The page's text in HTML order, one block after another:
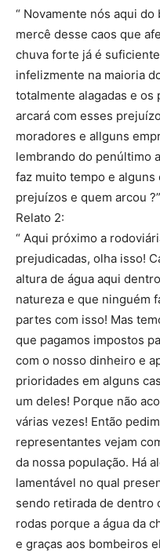
“ Novamente nós aqui
mercê desse caos que
chuva forte já é
infelizmente na maioria
totalmente alagadas e os
arcará com esses
moradores e allguns
lembrando do penúltimo
faz muito tempo e
prejuízos e quem arcou ?”
Relato 2:
“ Aqui próximo a
prejudicadas, olha isso!
altura de água aqui
natureza e que ninguém
partes com isso! Mas
que pagamos impostos
com o nosso dinheiro e
prioridades em alguns
um deles! Porque não
várias vezes! Então
representantes vejam
da nossa população. Há
lamentável no qual
sendo retirada de dentro
rodas porque a água da
e graças aos bombeiros